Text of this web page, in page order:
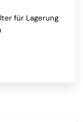
für Lagerung